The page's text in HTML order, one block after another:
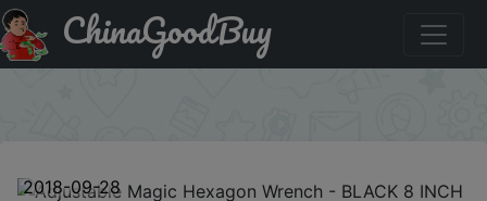
Код на знижку GB0927AB65 Adjustable Magic Hexagon
Wrench - BLACK 8 INCH
ChinaGoodBuy
2018-09-28